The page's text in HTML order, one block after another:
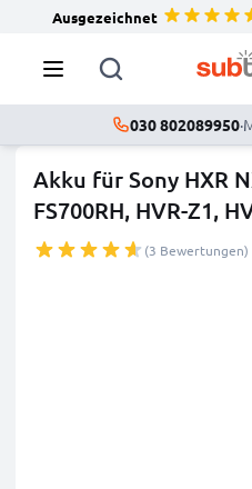
Ausgezeichnet
030 802089950·
Akku für Sony HXR
FS700RH, HVR-Z1,
(3 Bewertungen)